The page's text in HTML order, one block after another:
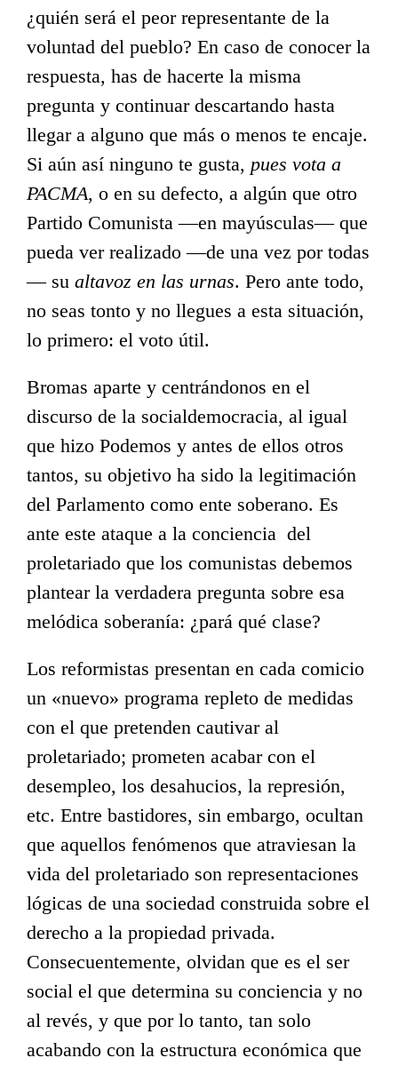
¿quién será el peor representante de la
voluntad del pueblo? En caso de conocer la
respuesta, has de hacerte la misma
pregunta y continuar descartando hasta
llegar a alguno que más o menos te encaje.
Si aún así ninguno te gusta, pues vota a
PACMA, o en su defecto, a algún que otro
Partido Comunista —en mayúsculas— que
pueda ver realizado —de una vez por todas
— su altavoz en las urnas. Pero ante todo,
no seas tonto y no llegues a esta situación,
lo primero: el voto útil.
Bromas aparte y centrándonos en el
discurso de la socialdemocracia, al igual
que hizo Podemos y antes de ellos otros
tantos, su objetivo ha sido la legitimación
del Parlamento como ente soberano. Es
ante este ataque a la conciencia del
proletariado que los comunistas debemos
plantear la verdadera pregunta sobre esa
melódica soberanía: ¿pará qué clase?
Los reformistas presentan en cada comicio
un «nuevo» programa repleto de medidas
con el que pretenden cautivar al
proletariado; prometen acabar con el
desempleo, los desahucios, la represión,
etc. Entre bastidores, sin embargo, ocultan
que aquellos fenómenos que atraviesan la
vida del proletariado son representaciones
lógicas de una sociedad construida sobre el
derecho a la propiedad privada.
Consecuentemente, olvidan que es el ser
social el que determina su conciencia y no
al revés, y que por lo tanto, tan solo
acabando con la estructura económica que